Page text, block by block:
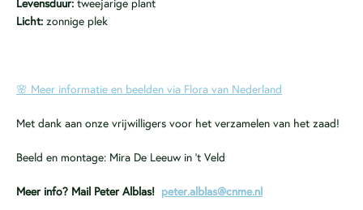
Levensduur: tweejarige plant
Licht: zonnige plek
🌸 Meer informatie en beelden via Flora van Nederland
Met dank aan onze vrijwilligers voor het verzamelen van het zaad!
Beeld en montage: Mira De Leeuw in ’t Veld
Meer info? Mail Peter Alblas! peter.alblas@cnme.nl